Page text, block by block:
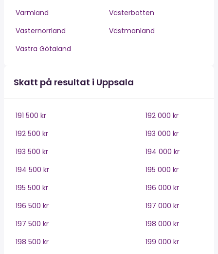
Värmland
Västerbotten
Västernorrland
Västmanland
Västra Götaland
Skatt på resultat i Uppsala
191 500 kr
192 000 kr
192 500 kr
193 000 kr
193 500 kr
194 000 kr
194 500 kr
195 000 kr
195 500 kr
196 000 kr
196 500 kr
197 000 kr
197 500 kr
198 000 kr
198 500 kr
199 000 kr